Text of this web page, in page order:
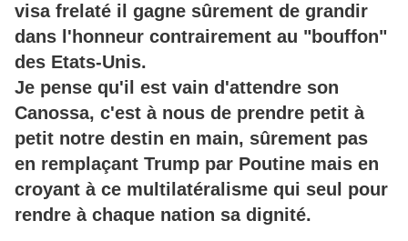
visa frelaté il gagne sûrement de grandir
dans l'honneur contrairement au "bouffon"
des Etats-Unis.
Je pense qu'il est vain d'attendre son
Canossa, c'est à nous de prendre petit à
petit notre destin en main, sûrement pas
en remplaçant Trump par Poutine mais en
croyant à ce multilatéralisme qui seul pour
rendre à chaque nation sa dignité.